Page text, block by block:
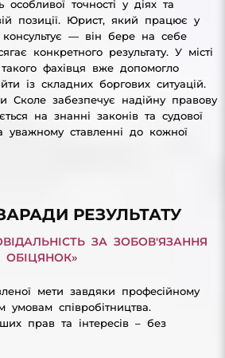
​​точності у діях та
позиції. Юрист, який працює у
— він бере на себе
конкретного результату. У місті
фахівця вже допомогло
із складних боргових ситуацій.
Сколе забезпечує надійну правову
на знанні законів та судової
уважному ставленні до кожної
РЕЗУЛЬТАТУ
ЗА ЗОБОВ'ЯЗАННЯ
мети завдяки професійному
умовам співробітництва.
прав та інтересів – без